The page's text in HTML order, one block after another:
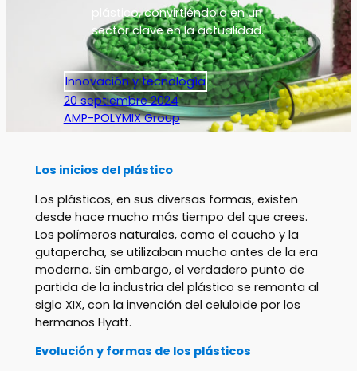
plástico, convirtiéndola en un
sector clave en la actualidad.
Innovación y tecnología
20 septiembre 2024
AMP-POLYMIX Group
Los inicios del plástico
Los plásticos, en sus diversas formas, existen
desde hace mucho más tiempo del que crees.
Los polímeros naturales, como el caucho y la
gutapercha, se utilizaban mucho antes de la era
moderna. Sin embargo, el verdadero punto de
partida de la industria del plástico se remonta al
siglo XIX, con la invención del celuloide por los
hermanos Hyatt.
Evolución y formas de los plásticos